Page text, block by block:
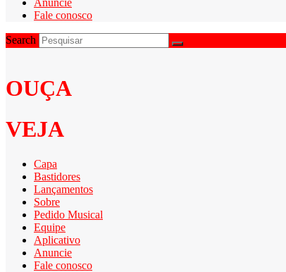
Fale conosco
Search
OUÇA
VEJA
Capa
Bastidores
Lançamentos
Sobre
Pedido Musical
Equipe
Aplicativo
Anuncie
Fale conosco